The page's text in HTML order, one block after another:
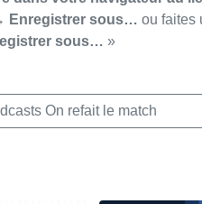
Enregistrer sous… ou faites
sous… »
On refait le match